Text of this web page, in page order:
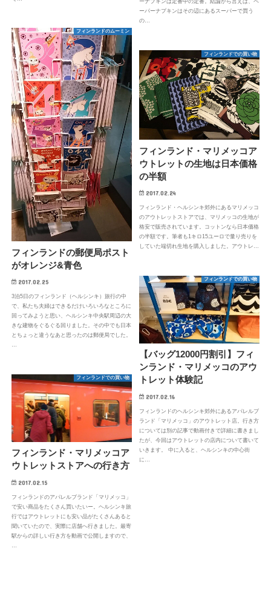
ーナプキンは定番中の定番。結論から言えば、ペ
ーパーナプキンはその辺にあるスーパーで買う
の…
フィンランドのムーミン
フィンランドの郵便局ポスト
がオレンジ&青色
2017.02.25
3泊5日のフィンランド（ヘルシンキ）旅行の中
で、私たち夫婦はできるだけいろいろなところに
回ってみようと思い、ヘルシンキ中央駅周辺の大
きな建物をぐるぐる回りました。その中でも日本
とちょっと違うなあと思ったのは郵便局でした。
…
フィンランドでの買い物
フィンランド・マリメッコア
ウトレットの生地は日本価格
の半額
2017.02.24
フィンランド・ヘルシンキ郊外にあるマリメッコ
のアウトレットストアでは、マリメッコの生地が
格安で販売されています。コットンなら日本価格
の半額です。筆者も1キロ15ユーロで量り売りを
していた端切れ生地を購入しました。アウトレ…
フィンランドでの買い物
【バッグ12000円割引】フィ
ンランド・マリメッコのアウ
トレット体験記
2017.02.16
フィンランドのヘルシンキ郊外にあるアパレルブ
ランド「マリメッコ」のアウトレット店。行き方
については別の記事で動画付きで詳細に書きまし
たが、今回はアウトレットの店内について書いて
いきます。 中に入ると、ヘルシンキの中心街
に…
フィンランドでの買い物
フィンランド・マリメッコア
ウトレットストアへの行き方
2017.02.15
フィンランドのアパレルブランド「マリメッコ」
で安い商品をたくさん買いたいー。ヘルシンキ旅
行ではアウトレットにも安い品がたくさんあると
聞いていたので、実際に店舗へ行きました。最寄
駅からの詳しい行き方を動画で公開しますので、